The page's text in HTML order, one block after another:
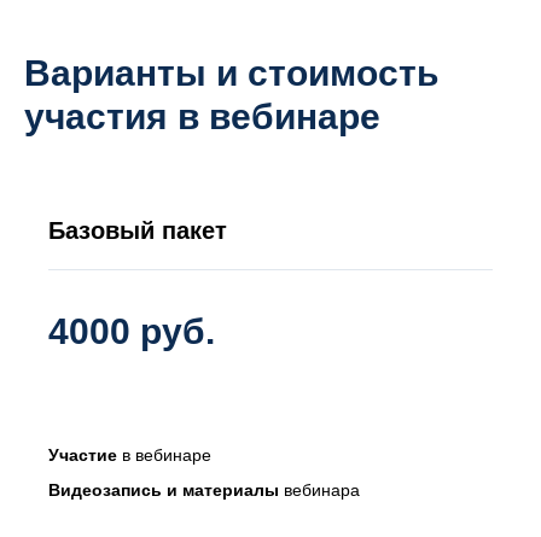
Варианты и стоимость
участия в вебинаре
Базовый пакет
4000 руб.
Участие в вебинаре
Видеозапись и материалы вебинара